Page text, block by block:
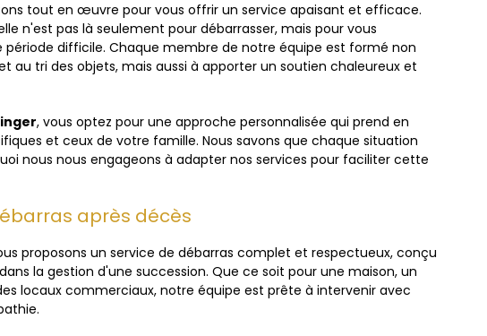
tout en œuvre pour vous offrir un service apaisant et efficace.
n'est pas là seulement pour débarrasser, mais pour vous
difficile. Chaque membre de notre équipe est formé non
au tri des objets, mais aussi à apporter un soutien chaleureux et
, vous optez pour une approche personnalisée qui prend en
et ceux de votre famille. Nous savons que chaque situation
nous nous engageons à adapter nos services pour faciliter cette
après décès
proposons un service de débarras complet et respectueux, conçu
la gestion d'une succession. Que ce soit pour une maison, un
locaux commerciaux, notre équipe est prête à intervenir avec